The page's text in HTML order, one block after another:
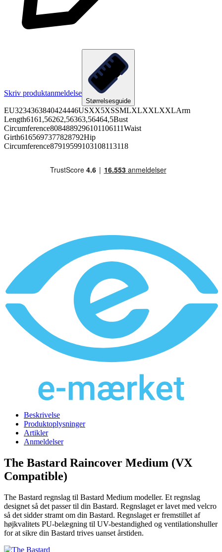
Skriv produktanmeldelse
Størrelsesguide
EU3234363840424446USXX5XSSMLXLXXLXXLArm
Length6161,56262,56363,56464,5Bust
Circumference8084889296101106111Waist
Girth6165697377828792Hip
Circumference87919599103108113118
Beskrivelse
Produktoplysninger
Artikler
Anmeldelser
The Bastard Raincover Medium (VX
Compatible)
The Bastard regnslag til Bastard Medium modeller. Et regnslag
designet så det passer til din Bastard. Regnslaget er lavet med velcro
så det sidder stramt om din Bastard. Regnslaget er fremstillet af
højkvalitets PU-belægning til UV-bestandighed og ventilationshuller
for at sikre din Bastard trives uanset årstiden.